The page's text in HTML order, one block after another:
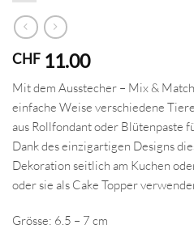
CHF 11.00
Mit dem Ausstecher – Mix &
einfache Weise verschiedene
aus Rollfondant oder Blütenpaste
Dank des einzigartigen Designs
Dekoration seitlich am Kuchen
oder sie als Cake Topper
Grösse: 6.5 – 7 cm